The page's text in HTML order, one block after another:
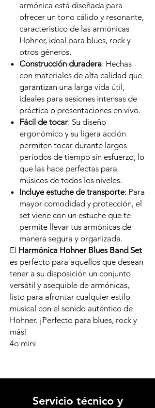
armónica está diseñada para
ofrecer un tono cálido y resonante,
característico de las armónicas
Hohner, ideal para blues, rock y
otros géneros.
Construcción duradera: Hechas
con materiales de alta calidad que
garantizan una larga vida útil,
ideales para sesiones intensas de
práctica o presentaciones en vivo.
Fácil de tocar: Su diseño
ergonómico y su ligera acción
permiten tocar durante largos
períodos de tiempo sin esfuerzo, lo
que las hace perfectas para
músicos de todos los niveles.
Incluye estuche de transporte: Para
mayor comodidad y protección, el
set viene con un estuche que te
permite llevar tus armónicas de
manera segura y organizada.
El Harmónica Hohner Blues Band Set
es perfecto para aquellos que desean
tener a su disposición un conjunto
versátil y asequible de armónicas,
listo para afrontar cualquier estilo
musical con el sonido auténtico de
Hohner. ¡Perfecto para blues, rock y
más!
4o mini
Servicio técnico y